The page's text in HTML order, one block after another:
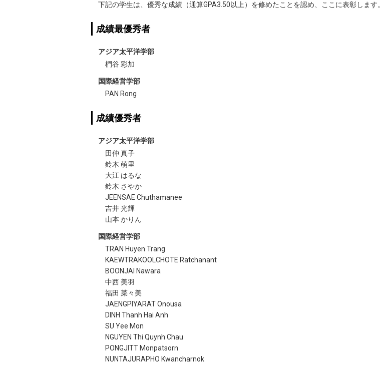
下記の学生は、優秀な成績（通算GPA3.50以上）を修めたことを認め、ここに表彰します。
成績最優秀者
アジア太平洋学部
椚谷 彩加
国際経営学部
PAN Rong
成績優秀者
アジア太平洋学部
田仲 真子
鈴木 萌里
大江 はるな
鈴木 さやか
JEENSAE Chuthamanee
吉井 光輝
山本 かりん
国際経営学部
TRAN Huyen Trang
KAEWTRAKOOLCHOTE Ratchanant
BOONJAI Nawara
中西 美羽
福田 菜々美
JAENGPIYARAT Onousa
DINH Thanh Hai Anh
SU Yee Mon
NGUYEN Thi Quynh Chau
PONGJITT Monpatsorn
NUNTAJURAPHO Kwancharnok